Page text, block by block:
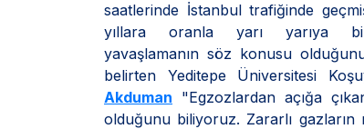
saatlerinde İstanbul trafiğinde
yıllara oranla yarı yarıya
yavaşlamanın söz konusu
belirten Yeditepe Üniversitesi
Akduman "Egzozlardan açığa
olduğunu biliyoruz. Zararlı gazların